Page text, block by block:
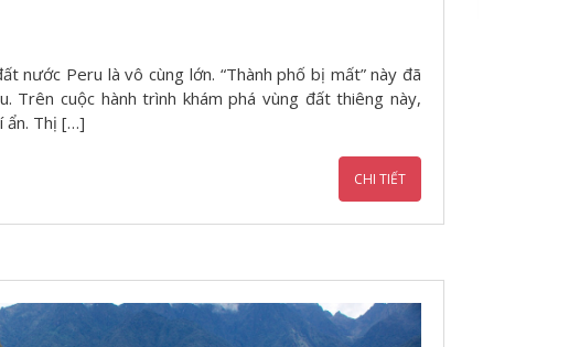
nước Peru là vô cùng lớn. “Thành phố bị mất” này đã
Trên cuộc hành trình khám phá vùng đất thiêng này,
ẩn. Thị […]
CHI TIẾT